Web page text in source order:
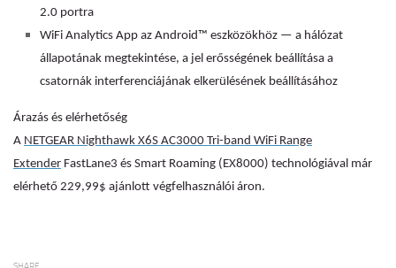
2.0 portra
WiFi Analytics App az Android™ eszközökhöz — a hálózat
állapotának megtekintése, a jel erősségének beállítása a
csatornák interferenciájának elkerülésének beállításához
Árazás és elérhetőség
A NETGEAR Nighthawk X6S AC3000 Tri-band WiFi Range
Extender FastLane3 és Smart Roaming (EX8000) technológiával már
elérhető 229,99$ ajánlott végfelhasználói áron.